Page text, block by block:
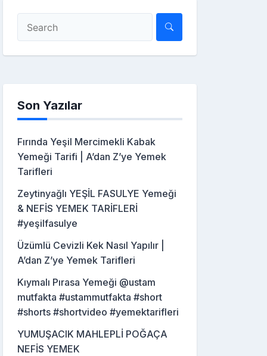
Son Yazılar
Fırında Yeşil Mercimekli Kabak
Yemeği Tarifi | A’dan Z’ye Yemek
Tarifleri
Zeytinyağlı YEŞİL FASULYE Yemeği
& NEFİS YEMEK TARİFLERİ
#yeşilfasulye
Üzümlü Cevizli Kek Nasıl Yapılır |
A’dan Z’ye Yemek Tarifleri
Kıymalı Pırasa Yemeği @ustam
mutfakta #ustammutfakta #short
#shorts #shortvideo #yemektarifleri
YUMUŞACIK MAHLEPLİ POĞAÇA
NEFİS YEMEK